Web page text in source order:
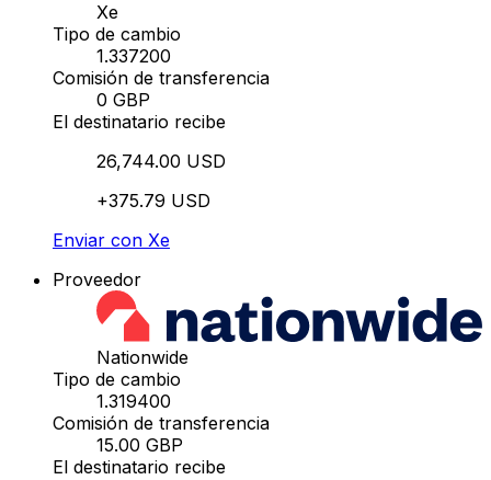
Xe
Tipo de cambio
1.337200
Comisión de transferencia
0 GBP
El destinatario recibe
26,744.00 USD
+375.79 USD
Enviar con Xe
Proveedor
Nationwide
Tipo de cambio
1.319400
Comisión de transferencia
15.00 GBP
El destinatario recibe